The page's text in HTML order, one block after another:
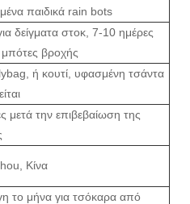
παιδικά rain bots
δείγματα στοκ, 7-10 ημέρες
μπότες βροχής
ή κουτί, υφασμένη τσάντα
μετά την επιβεβαίωση της
Κίνα
το μήνα για τσόκαρα από